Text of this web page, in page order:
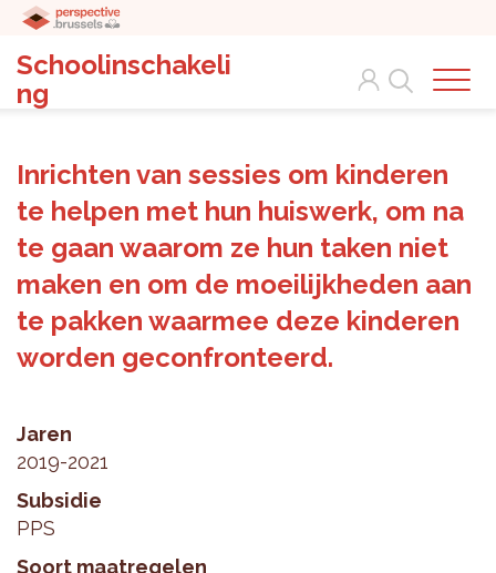
Schoolinschakeli
ng
Search
Inrichten van sessies om kinderen
te helpen met hun huiswerk, om na
te gaan waarom ze hun taken niet
maken en om de moeilijkheden aan
te pakken waarmee deze kinderen
worden geconfronteerd.
Jaren
2019-2021
Subsidie
PPS
Soort maatregelen